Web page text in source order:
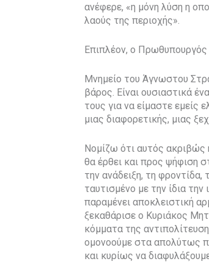
ανέφερε, «η μόνη λύση η
λαούς της περιοχής».
Επιπλέον, ο Πρωθυπουργός
Μνημείο του Άγνωστου
βάρος. Είναι ουσιαστικά
τους για να είμαστε εμείς
μιας διαφορετικής, μιας
Νομίζω ότι αυτός ακριβώς
θα έρθει και προς ψήφιση
την ανάδειξη, τη φροντίδα,
ταυτισμένο με την ίδια
παραμένει αποκλειστική
ξεκαθάρισε ο Κυριάκος
κόμματα της
ομονοούμε στα απολύτως
και κυρίως να